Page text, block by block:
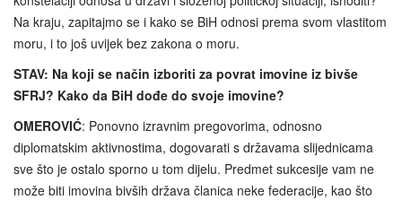
Na kraju, zapitajmo se i kako se BiH odnosi prema svom vlastitom
moru, i to još uvijek bez zakona o moru.
STAV: Na koji se način izboriti za povrat imovine iz bivše
SFRJ? Kako da BiH dođe do svoje imovine?
OMEROVIĆ: Ponovno izravnim pregovorima, odnosno
diplomatskim aktivnostima, dogovarati s državama slijednicama
sve što je ostalo sporno u tom dijelu. Predmet sukcesije vam ne
može biti imovina bivših država članica neke federacije, kao što